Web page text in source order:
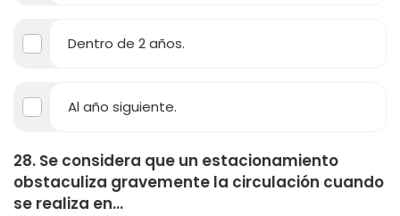
Dentro de 2 años.
Al año siguiente.
28. Se considera que un estacionamiento
obstaculiza gravemente la circulación cuando
se realiza en...